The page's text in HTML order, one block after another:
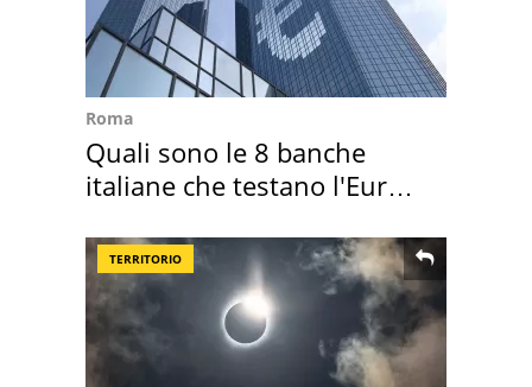
Roma
Quali sono le 8 banche
italiane che testano l'Euro
TERRITORIO